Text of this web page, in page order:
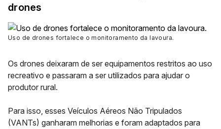
drones
Uso de drones fortalece o monitoramento da lavoura.
Os drones deixaram de ser equipamentos restritos ao uso
recreativo e passaram a ser utilizados para ajudar o
produtor rural.
Para isso, esses Veículos Aéreos Não Tripulados
(VANTs) ganharam melhorias e foram adaptados para